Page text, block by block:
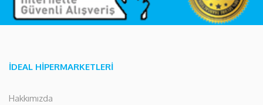
İDEAL HİPERMARKETLERİ
Hakkımızda